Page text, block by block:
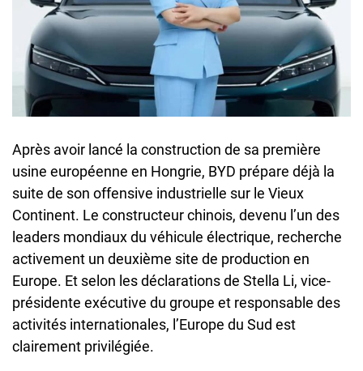
Après avoir lancé la construction de sa première
usine européenne en Hongrie, BYD prépare déjà la
suite de son offensive industrielle sur le Vieux
Continent. Le constructeur chinois, devenu l’un des
leaders mondiaux du véhicule électrique, recherche
activement un deuxième site de production en
Europe. Et selon les déclarations de Stella Li, vice-
présidente exécutive du groupe et responsable des
activités internationales, l’Europe du Sud est
clairement privilégiée.